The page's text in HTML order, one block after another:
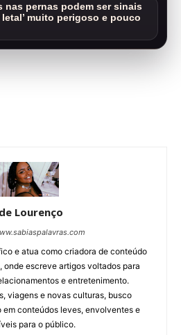
nas pernas podem ser sinais
letal’ muito perigoso e pouco
Lourenço
e atua como criadora de conteúdo
onde escreve artigos voltados para
e entretenimento.
viagens e novas culturas, busco
em conteúdos leves, envolventes e
para o público.